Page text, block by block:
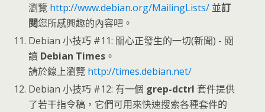
瀏覽 http://www.debian.org/MailingLists/ 並訂
閱您所感興趣的內容吧。
Debian 小技巧 #11: 關心正發生的一切(新聞) - 閱
讀 Debian Times 。
請於線上瀏覽 http://times.debian.net/
Debian 小技巧 #12: 有一個 grep-dctrl 套件提供
了若干指令稿，它們可用來快速搜索各種套件的